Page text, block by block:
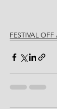
FESTIVAL